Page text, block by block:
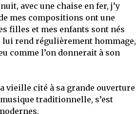
avec une chaise en fer, j’y
mes compositions ont une
filles et mes enfants sont nés
lui rend régulièrement hommage,
comme l’on donnerait à son
vieille cité à sa grande ouverture
traditionnelle, s’est